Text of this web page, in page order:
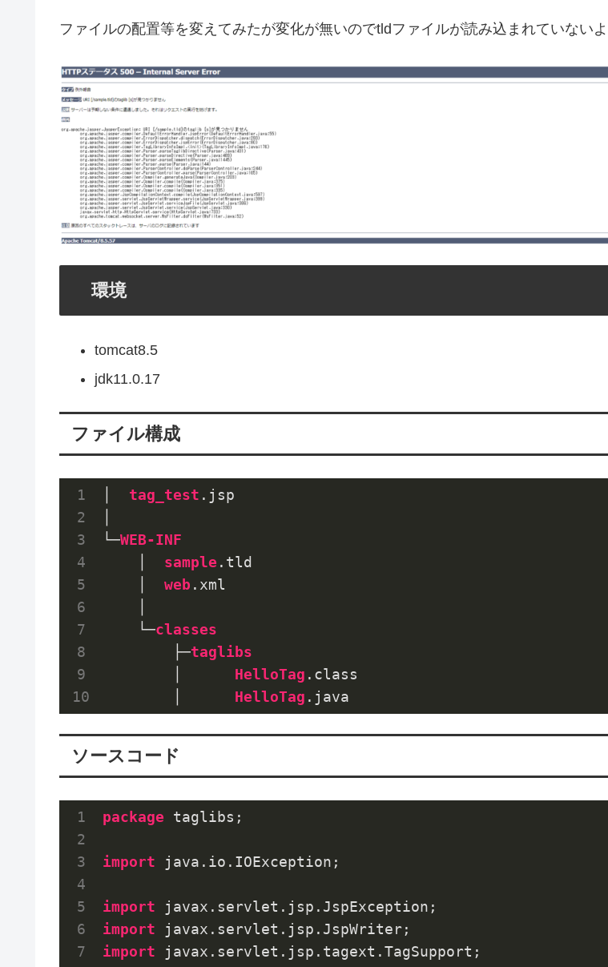
ファイルの配置等を変えてみたが変化が無いのでtldファイルが読み込まれていないよ
環境
tomcat8.5
jdk11.0.17
ファイル構成
tag_test .jsp
└─WEB-INF
sample .tld
web .xml
    └─
classes
        ├─
taglibs
HelloTag .class
HelloTag .java
ソースコード
package taglibs;
import java.io.IOException;
import
import
import javax.servlet.jsp.tagext.TagSupport;